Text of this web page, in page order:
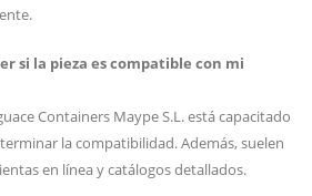
si la pieza es compatible con mi
Containers Maype S.L. está capacitado
la compatibilidad. Además, suelen
en línea y catálogos detallados.